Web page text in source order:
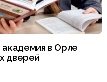
академия в Орле
дверей